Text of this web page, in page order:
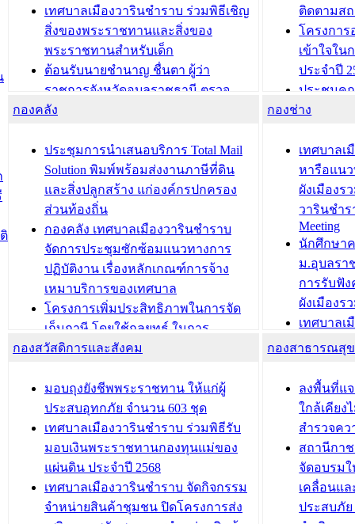
เทศบาลเมืองวารินชำราบ ร่วมพิธีเชิญ
สิ่งของพระราชทานและสิ่งของ
พระราชทานสำหรับเด็ก
ต้อนรับนายชำนาญ ชื่นตา ผู้ว่า
ราชการจังหวัดอุบลราชธานี ตรวจ
ความเรียบร้อยของสถานที่ในการเตรี
องคมนตรี
สำนักทะเบียนท้องถิ่นเทศบาลเมือง
วารินชำราบ ดำเนินการมอบทะเบียน
บ้าน ทร.14 และบัตรประจำตัว
ประชาชนบุคคลประเภท 8 แก่บุคคลที่
ได้รับการเพิ่มชื่อในทะเบียนบ้าน
(ท.ร.14) กรณีคนไม่มีสัญชาติไทยได้รับ
อนุญาตให้มีถิ่นที่อยู่
ประชุมคณะกรรมการประเมินผลการ
ควบคุมภายในของ สำนัก/กอง/
โรงเรียน/ศูนย์พัฒนาเด็กเล็ก/สถานธนา
บทความ อื่นๆ ...
ติดตามส
โครงกา
เข้าใจใน
ประจำปี
ประชุมค
ความเสี่ย
ประชุมที
ชีวา สร้า
ขับเคลื่อน
“เมืองแห่
บทความ อื่นๆ ...
กองคลัง
ประชุมการนำเสนอบริการ Total Mail
Solution พิมพ์พร้อมส่งงานภาษีที่ดิน
และสิ่งปลูกสร้าง แก่องค์กรปกครอง
ส่วนท้องถิ่น
กองคลัง เทศบาลเมืองวารินชำราบ
จัดการประชุมซักซ้อมแนวทางการ
ปฏิบัติงาน เรื่องหลักเกณฑ์การจ้าง
เหมาบริการของเทศบาล
โครงการเพิ่มประสิทธิภาพในการจัด
เก็บภาษี โดยใช้กลยุทธ์ ในการ
พัฒนาการจัดเก็บรายได้ ประจำปี พ.ศ.
เทศบาลเมืองวารินชำราบ ร่วมการ
ประชุมวิชาการระดับนานาชาติและ
นิทรรศการด้านนวัตกรรมท้องถิ่น 2568
และรับรางวัลทีมนักวิจัยดีเด่นจาก
นวัตกรรมโครงการทะเบียนภาษีป้าย
ประชุมผู้เช่าอาคารพาณิชย์ บริเวณ
ถนนเกษมสุขและถนนประทุมเทพภักดี
กองช่าง
เทศบาลเ
หารือแน
ผังเมืองร
วารินชำร
Meeting
นักศึกษา
ม.อุบลรา
การรับฟั
ผังเมืองร
เทศบาลเ
โครงการ
เทศบาล
รับฟังคว
ผังเมือง
วารินชำ
เทศบาล
ซักซ้อมแ
ประโยช
กองสวัสดิการและสังคม
มอบถุงยังชีพพระราชทาน ให้แก่ผู้
ประสบอุทกภัย จำนวน 603 ชุด
เทศบาลเมืองวารินชำราบ ร่วมพิธีรับ
มอบเงินพระราชทานกองทุนแม่ของ
แผ่นดิน ประจำปี 2568
เทศบาลเมืองวารินชำราบ จัดกิจกรรม
จำหน่ายสินค้าชุมชน ปิดโครงการส่ง
กองสาธารณสุ
ลงพื้นที่แ
ใกล้เคียง
สำรวจค
สถานีกา
จัดอบรม
เคลื่อนแ
ประสบภั